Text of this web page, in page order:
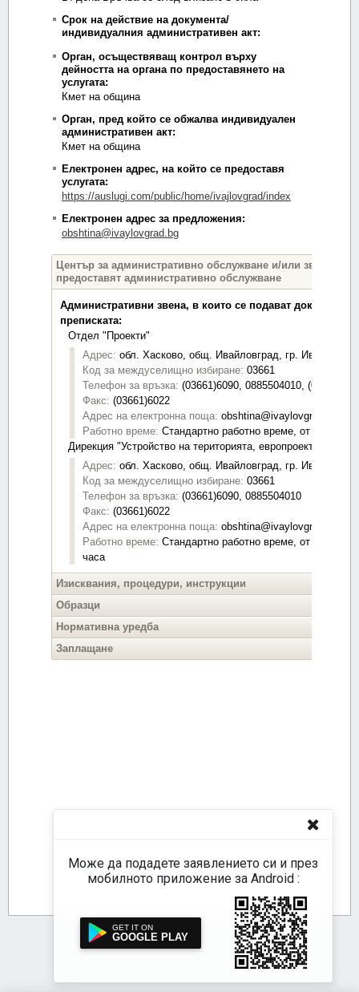
Може да подадете заявлението си и през
мобилното приложение за Android :
GOOGLE PLAY